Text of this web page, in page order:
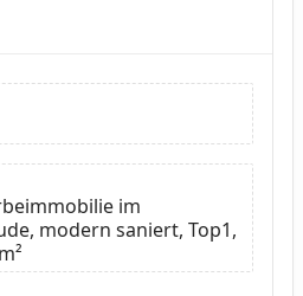
im
modern saniert, Top1,